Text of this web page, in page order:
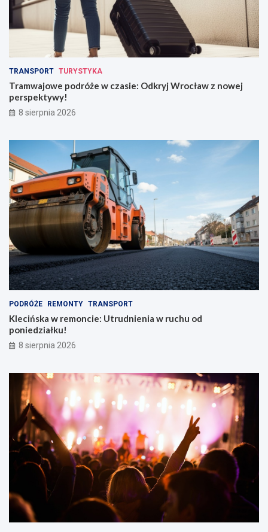
TRANSPORT TURYSTYKA
Tramwajowe podróże w czasie: Odkryj Wrocław z nowej
perspektywy!
8 sierpnia 2026
PODRÓŻE REMONTY TRANSPORT
Klecińska w remoncie: Utrudnienia w ruchu od
poniedziałku!
8 sierpnia 2026